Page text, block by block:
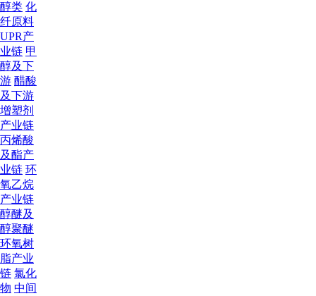
醇类 化
纤原料
UPR产
业链 甲
醇及下
游 醋酸
及下游
增塑剂
产业链
丙烯酸
及酯产
业链 环
氧乙烷
产业链
醇醚及
醇聚醚
环氧树
脂产业
链 氯化
物 中间